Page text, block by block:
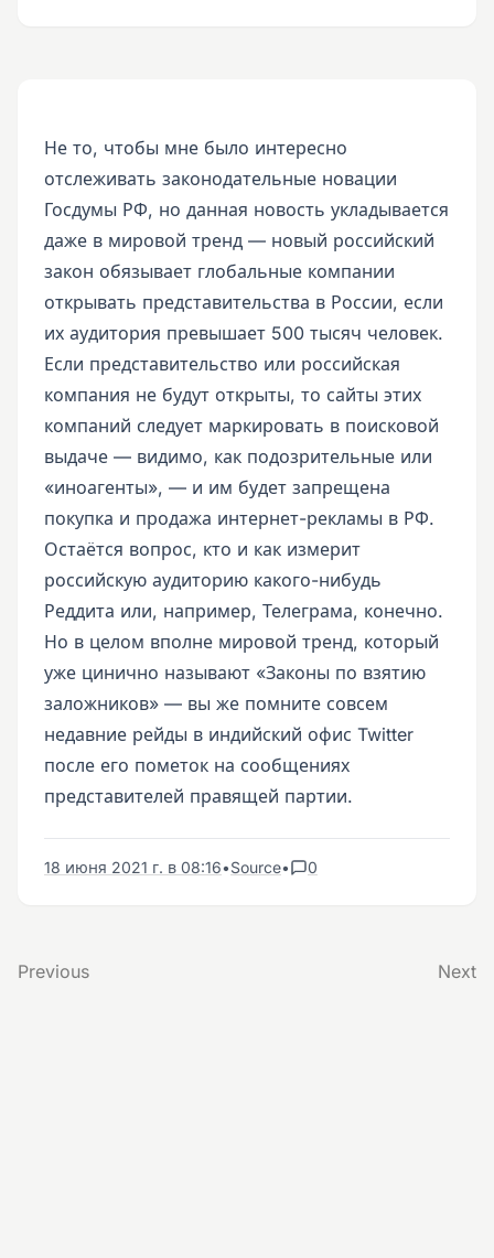
Не то, чтобы мне было интересно
отслеживать законодательные новации
Госдумы РФ, но данная новость укладывается
даже в мировой тренд — новый российский
закон обязывает глобальные компании
открывать представительства в России, если
их аудитория превышает 500 тысяч человек.
Если представительство или российская
компания не будут открыты, то сайты этих
компаний следует маркировать в поисковой
выдаче — видимо, как подозрительные или
«иноагенты», — и им будет запрещена
покупка и продажа интернет-рекламы в РФ.
Остаётся вопрос, кто и как измерит
российскую аудиторию какого-нибудь
Реддита или, например, Телеграма, конечно.
Но в целом вполне мировой тренд, который
уже цинично называют «Законы по взятию
заложников» — вы же помните совсем
недавние рейды в индийский офис Twitter
после его пометок на сообщениях
представителей правящей партии.
18 июня 2021 г. в 08:16•Source• 0
Previous Next